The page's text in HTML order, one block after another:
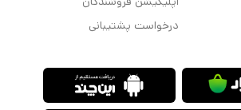
درخواست پشتیبانی